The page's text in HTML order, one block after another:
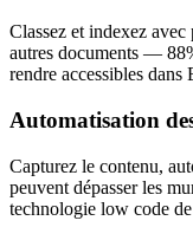
Classez et indexez avec
autres documents —
rendre accessibles dans
Automatisation
Capturez le contenu,
peuvent dépasser les
technologie low code